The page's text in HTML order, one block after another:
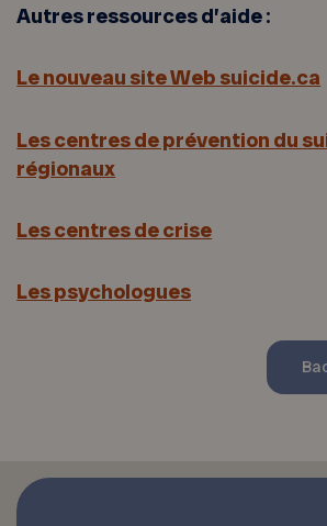
Autres ressources d’aide :
Le nouveau site Web suicide.ca
Les centres de prévention du
régionaux
Les centres de crise
Les psychologues